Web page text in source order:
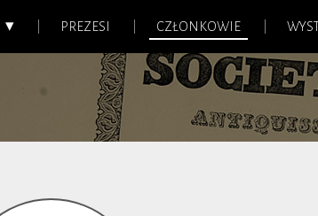
PREZESI CZŁONKOWIE